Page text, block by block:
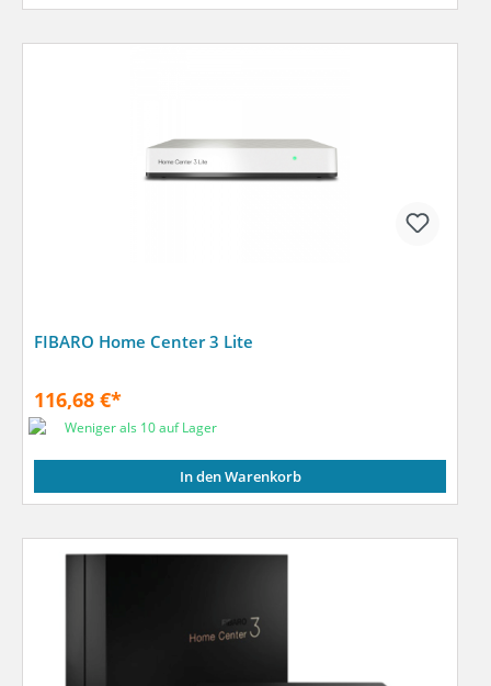
FIBARO Home Center 3 Lite
116,68 €*
Weniger als 10 auf Lager
In den Warenkorb